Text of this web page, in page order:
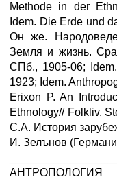
Methode in der
Idem. Die Erde und
Он же.
Земля и жизнь.
СПб., 1905-06;
1923; Idem.
Erixon P. An
Ethnology// Folkliv.
С.А. История
И. Зелънов
АНТРОПОЛОГИЯ